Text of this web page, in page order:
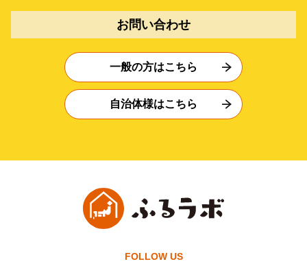
お問い合わせ
一般の方はこちら
自治体様はこちら
FOLLOW US